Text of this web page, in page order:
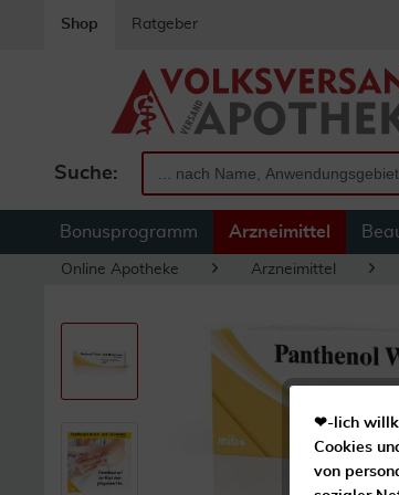
Shop Ratgeber
Suche:
Bonusprogramm Arzneimittel
Online Apotheke Arzneimittel
❤-lich
Cookies
von